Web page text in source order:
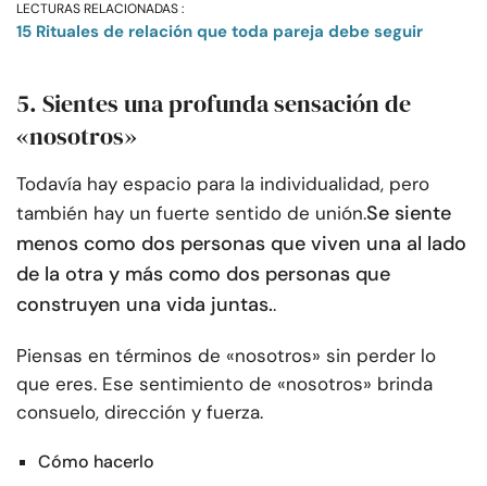
LECTURAS RELACIONADAS :
15 Rituales de relación que toda pareja debe seguir
5. Sientes una profunda sensación de
«nosotros»
Todavía hay espacio para la individualidad, pero
también hay un fuerte sentido de unión.Se siente
menos como dos personas que viven una al lado
de la otra y más como dos personas que
construyen una vida juntas..
Piensas en términos de «nosotros» sin perder lo
que eres. Ese sentimiento de «nosotros» brinda
consuelo, dirección y fuerza.
Cómo hacerlo